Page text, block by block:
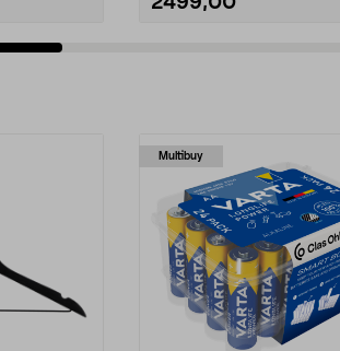
Multibuy